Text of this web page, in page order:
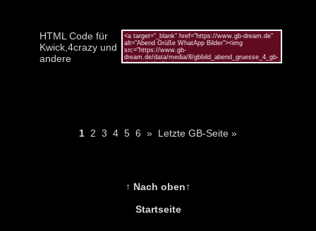
HTML Code für
Kwick,4crazy und
andere
1 2 3 4 5 6 » Letzte GB-Seite »
↑ Nach oben↑
Startseite